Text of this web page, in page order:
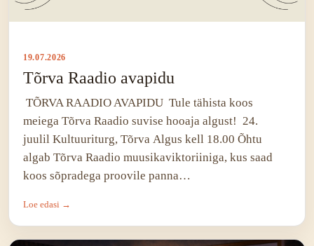
19.07.2026
Tõrva Raadio avapidu
TÕRVA RAADIO AVAPIDU Tule tähista koos
meiega Tõrva Raadio suvise hooaja algust! 24.
juulil Kultuuriturg, Tõrva Algus kell 18.00 Õhtu
algab Tõrva Raadio muusikaviktoriiniga, kus saad
koos sõpradega proovile panna…
Loe edasi →